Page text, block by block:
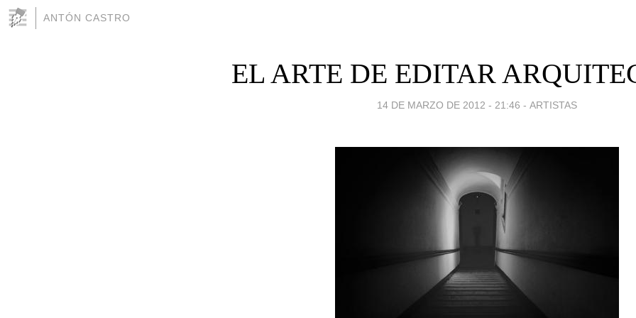
ANTÓN CASTRO
EL ARTE DE EDITAR
14 DE MARZO DE 2012 - 21:46 - ARTISTAS